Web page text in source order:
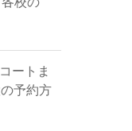
ートま
予約方